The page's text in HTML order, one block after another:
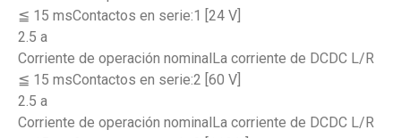
≦ 15 msContactos en serie:1 [24 V]
2.5 a
Corriente de operación nominalLa corriente de DCDC L/R
≦ 15 msContactos en serie:2 [60 V]
2.5 a
Corriente de operación nominalLa corriente de DCDC L/R